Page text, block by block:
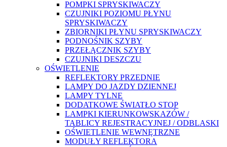
POMPKI SPRYSKIWACZY
CZUJNIKI POZIOMU PŁYNU
SPRYSKIWACZY
ZBIORNIKI PŁYNU SPRYSKIWACZY
PODNOŚNIK SZYBY
PRZEŁĄCZNIK SZYBY
CZUJNIKI DESZCZU
OŚWIETLENIE
REFLEKTORY PRZEDNIE
LAMPY DO JAZDY DZIENNEJ
LAMPY TYLNE
DODATKOWE ŚWIATŁO STOP
LAMPKI KIERUNKOWSKAZÓW /
TABLICY REJESTRACYJNEJ / ODBLASKI
OŚWIETLENIE WEWNĘTRZNE
MODUŁY REFLEKTORA